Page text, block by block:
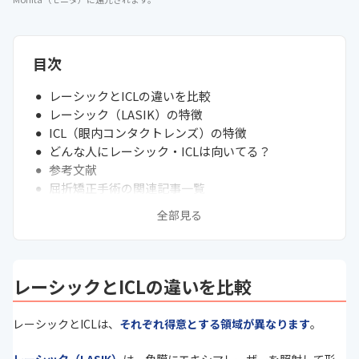
目次
レーシックとICLの違いを比較
レーシック（LASIK）の特徴
ICL（眼内コンタクトレンズ）の特徴
どんな人にレーシック・ICLは向いてる？
参考文献
屈折矯正手術の関連記事一覧
全部見る
レーシックとICLの違いを比較
レーシックとICLは、 それぞれ得意とする領域が異なります。